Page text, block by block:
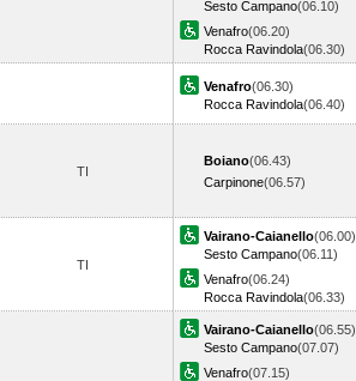
Sesto Campano(06.10)
Venafro(06.20)
Rocca Ravindola(06.30)
Venafro(06.30)
Rocca Ravindola(06.40)
TI
Boiano(06.43)
Carpinone(06.57)
TI
Vairano-Caianello(06.00)
Sesto Campano(06.11)
Venafro(06.24)
Rocca Ravindola(06.33)
Vairano-Caianello(06.55)
Sesto Campano(07.07)
Venafro(07.15)